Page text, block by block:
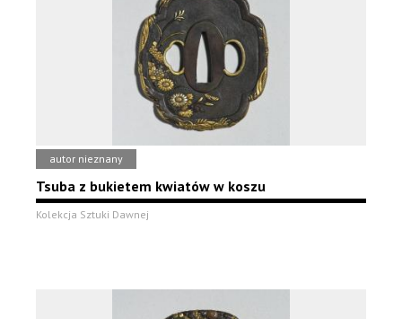
autor nieznany
Tsuba z bukietem kwiatów w koszu
Kolekcja Sztuki Dawnej